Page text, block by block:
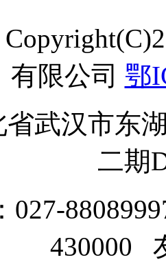
有限公司 鄂
武汉市东
二期
027-
430000